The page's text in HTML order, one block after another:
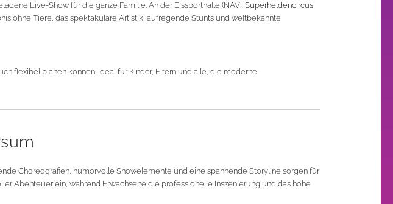
Live-Show für die ganze Familie. An der Eissporthalle (NAVI: Superheldencircus
ohne Tiere, das spektakuläre Artistik, aufregende Stunts und weltbekannte
flexibel planen können. Ideal für Kinder, Eltern und alle, die moderne
Choreografien, humorvolle Showelemente und eine spannende Storyline sorgen für
Abenteuer ein, während Erwachsene die professionelle Inszenierung und das hohe